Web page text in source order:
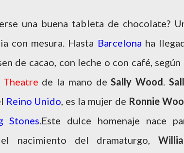
una buena tableta de chocolate?
con mesura. Hasta Barcelona ha
de cacao, con leche o con café, según
Theatre de la mano deSally Wood.
Reino Unido, es la mujer de Ronnie
Stones.Este dulce homenaje nace
nacimiento del dramaturgo,